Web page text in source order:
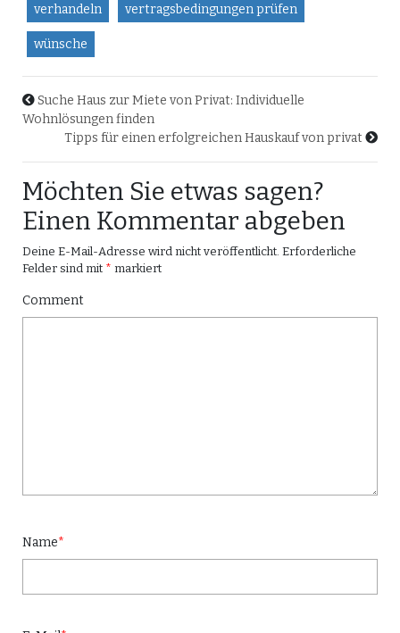
verhandeln vertragsbedingungen prüfen
wünsche
Suche Haus zur Miete von Privat: Individuelle
Wohnlösungen finden
Tipps für einen erfolgreichen Hauskauf von privat
Möchten Sie etwas sagen?
Einen Kommentar abgeben
Deine E-Mail-Adresse wird nicht veröffentlicht. Erforderliche
Felder sind mit * markiert
Comment
Name*